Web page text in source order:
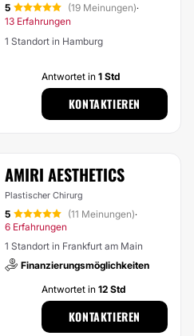
5 (19 Meinungen)·
13 Erfahrungen
1 Standort in Hamburg
Antwortet in 1 Std
KONTAKTIEREN
AMIRI AESTHETICS
Plastischer Chirurg
5 (11 Meinungen)·
6 Erfahrungen
1 Standort in Frankfurt am Main
Finanzierungsmöglichkeiten
Antwortet in 12 Std
KONTAKTIEREN